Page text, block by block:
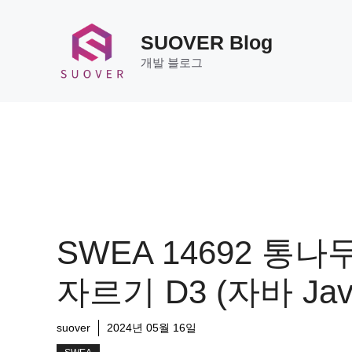
SUOVER Blog
개발 블로그
SWEA 14692 통나
자르기 D3 (자바
suover 2024년 05월 16일